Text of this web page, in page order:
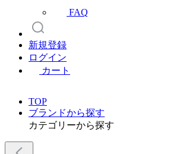
FAQ
新規登録
ログイン
カート
TOP
ブランドから探す
カテゴリーから探す